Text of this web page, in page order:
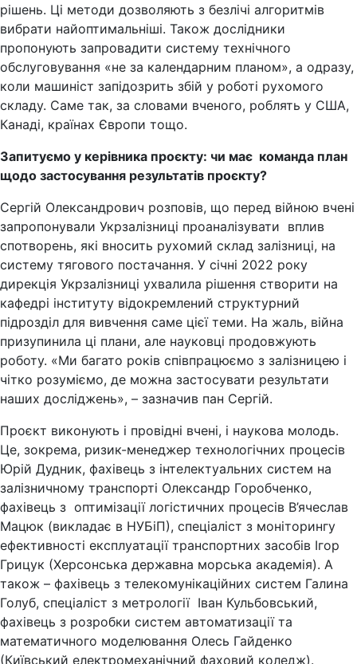
рішень. Ці методи дозволяють з безлічі алгоритмів
вибрати найоптимальніші. Також дослідники
пропонують запровадити систему технічного
обслуговування «не за календарним планом», а одразу,
коли машиніст запідозрить збій у роботі рухомого
складу. Саме так, за словами вченого, роблять у США,
Канаді, країнах Європи тощо.
Запитуємо у керівника проєкту: чи має команда план
щодо застосування результатів проєкту?
Сергій Олександрович розповів, що перед війною вчені
запропонували Укрзалізниці проаналізувати вплив
спотворень, які вносить рухомий склад залізниці, на
систему тягового постачання. У січні 2022 року
дирекція Укрзалізниці ухвалила рішення створити на
кафедрі інституту відокремлений структурний
підрозділ для вивчення саме цієї теми. На жаль, війна
призупинила ці плани, але науковці продовжують
роботу. «Ми багато років співпрацюємо з залізницею і
чітко розуміємо, де можна застосувати результати
наших досліджень», – зазначив пан Сергій.
Проєкт виконують і провідні вчені, і наукова молодь.
Це, зокрема, ризик-менеджер технологічних процесів
Юрій Дудник, фахівець з інтелектуальних систем на
залізничному транспорті Олександр Горобченко,
фахівець з оптимізації логістичних процесів В’ячеслав
Мацюк (викладає в НУБіП), спеціаліст з моніторингу
ефективності експлуатації транспортних засобів Ігор
Грицук (Херсонська державна морська академія). А
також – фахівець з телекомунікаційних систем Галина
Голуб, спеціаліст з метрології Іван Кульбовський,
фахівець з розробки систем автоматизації та
математичного моделювання Олесь Гайденко
(Київський електромеханічний фаховий коледж).